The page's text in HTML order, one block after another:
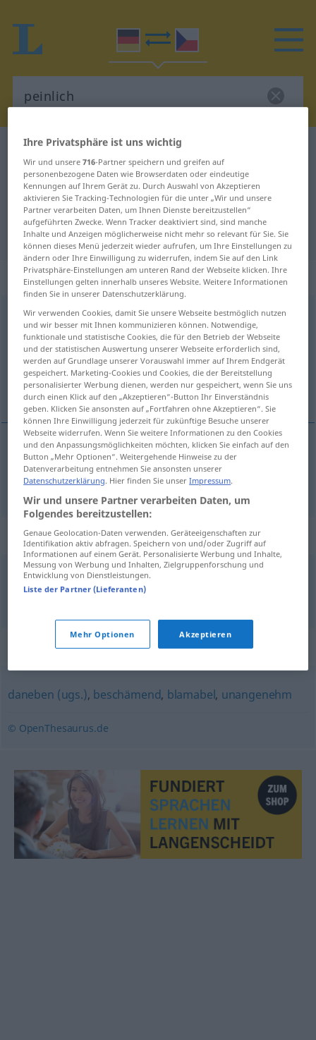
Deutsch-Tschechisch Wörterbuch
Deutsch-Tschechisch Übersetzung
für "peinlich"
"peinlich" Tschechisch Übersetzung
„peinlich“
peinlich
Übersicht aller Übersetzungen
(Für mehr Details die Übersetzung anklicken/antippen)
trapný, nepříjemný
trapný,nepříjemný peinlich
Beispielsätze für "peinlich"
peinlichgenau
úzkostlivĕpřesný
Synonyme für "peinlich"
daneben (ugs.), beschämend, blamabel, unangenehm
© OpenThesaurus.de
Ihre Privatsphäre ist uns wichtig
Wir und unsere716-Partner speichern und greifen auf
personenbezogene Daten wie Browserdaten oder eindeutige
Kennungen auf Ihrem Gerät zu. Durch Auswahl von Akzeptieren
aktivieren Sie Tracking-Technologien für die unter „Wir und unsere
Partner verarbeiten Daten, um Ihnen Dienste bereitzustellen“
aufgeführten Zwecke. Wenn Tracker deaktiviert sind, sind manche
Inhalte und Anzeigen möglicherweise nicht mehr so relevant für Sie. Sie
können dieses Menü jederzeit wieder aufrufen, um Ihre Einstellungen zu
ändern oder Ihre Einwilligung zu widerrufen, indem Sie auf den Link
Privatsphäre-Einstellungen am unteren Rand der Webseite klicken. Ihre
Einstellungen gelten innerhalb unseres Website. Weitere Informationen
finden Sie in unserer Datenschutzerklärung.
Wir verwenden Cookies, damit Sie unsere Webseite bestmöglich nutzen
und wir besser mit Ihnen kommunizieren können. Notwendige,
funktionale und statistische Cookies, die für den Betrieb der Webseite
und der statistischen Auswertung unserer Webseite erforderlich sind,
werden auf Grundlage unserer Vorauswahl immer auf Ihrem Endgerät
gespeichert. Marketing-Cookies und Cookies, die der Bereitstellung
personalisierter Werbung dienen, werden nur gespeichert, wenn Sie uns
durch einen Klick auf den „Akzeptieren“-Button Ihr Einverständnis
geben. Klicken Sie ansonsten auf „Fortfahren ohne Akzeptieren“. Sie
können Ihre Einwilligung jederzeit für zukünftige Besuche unserer
Webseite widerrufen. Wenn Sie weitere Informationen zu den Cookies
und den Anpassungsmöglichkeiten möchten, klicken Sie einfach auf den
Button „Mehr Optionen“. Weitergehende Hinweise zu der
Datenverarbeitung entnehmen Sie ansonsten unserer
Datenschutzerklärung. Hier finden Sie unserImpressum.
Wir und unsere Partner verarbeiten Daten, um
Folgendes bereitzustellen:
Genaue Geolocation-Daten verwenden. Geräteeigenschaften zur
Identifikation aktiv abfragen. Speichern von und/oder Zugriff auf
Informationen auf einem Gerät. Personalisierte Werbung und Inhalte,
Messung von Werbung und Inhalten, Zielgruppenforschung und
Entwicklung von Dienstleistungen.
Liste der Partner (Lieferanten)
Mehr Optionen Akzeptieren